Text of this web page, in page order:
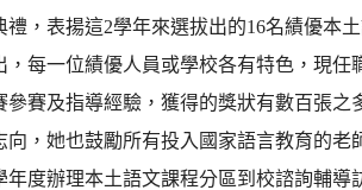
禮，表揚這2學年來選拔出的16名績優本
一位績優人員或學校各有特色，現任
參賽及指導經驗，獲得的獎狀有數百張
向，她也鼓勵所有投入國家語言教育的老
辦理本土語文課程分區到校諮詢輔導